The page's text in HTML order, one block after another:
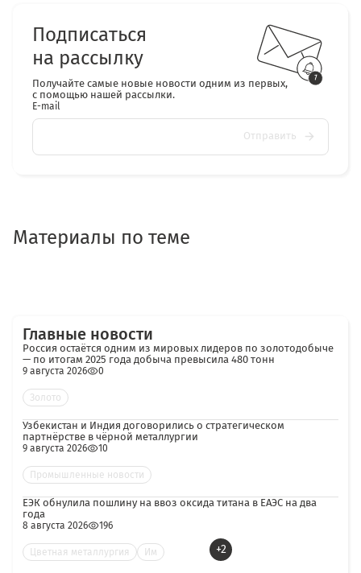
Подписаться
на рассылку
Получайте самые новые новости одним из первых,
с помощью нашей рассылки.
E-mail
Отправить
Материалы по теме
Главные новости
Россия остаётся одним из мировых лидеров по золотодобыче
— по итогам 2025 года добыча превысила 480 тонн
9 августа 2026 0
Золото
Узбекистан и Индия договорились о стратегическом
партнёрстве в чёрной металлургии
9 августа 2026 10
Промышленные новости
ЕЭК обнулила пошлину на ввоз оксида титана в ЕАЭС на два
года
8 августа 2026 196
Цветная металлургия Им +2